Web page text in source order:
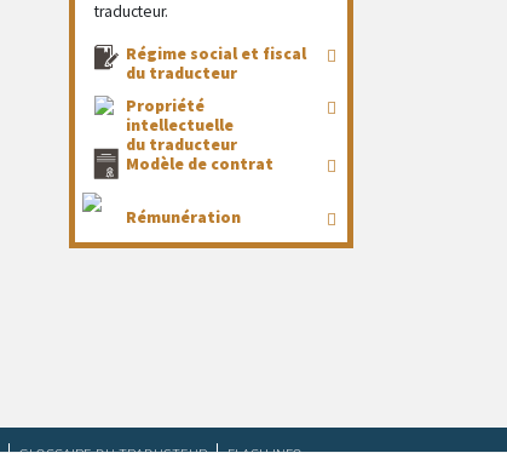
traducteur.
Régime social et fiscal
du traducteur
Propriété
intellectuelle
du traducteur
Modèle de contrat
Rémunération